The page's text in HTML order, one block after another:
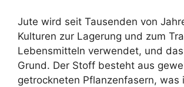
Jute wird seit Tausenden von
Kulturen zur Lagerung und zum
Lebensmitteln verwendet, und
Grund. Der Stoff besteht aus
getrockneten Pflanzenfasern, was